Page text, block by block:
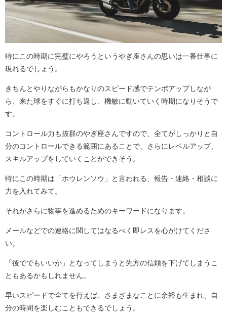
特にこの時期に完璧にやろうというやぎ座さんの思いは一番仕事に
現れるでしょう。
きちんとやりながらもかなりのスピード感でテンポアップしなが
ら、来た球をすぐに打ち返し、機敏に動いていく時期になりそうで
す。
コントロール力も抜群のやぎ座さんですので、全てがしっかりと自
分のコントロールできる範囲にあることで、さらにレベルアップ、
スキルアップをしていくことができそう。
特にこの時期は「ホウレンソウ」と言われる、報告・連絡・相談に
力を入れてみて。
それがさらに物事を進めるためのキーワードになります。
メールなどでの連絡に関してはなるべく即レスを心がけてくださ
い。
「後ででもいいか」となってしまうと先方の信頼を下げてしまうこ
ともあるかもしれません。
早いスピードで全てを行えば、さまざまなことに余裕も生まれ、自
分の時間を楽しむこともできるでしょう。